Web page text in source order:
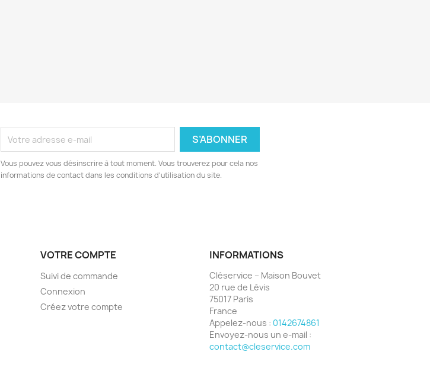
Vous pouvez vous désinscrire à tout moment. Vous trouverez pour cela nos
informations de contact dans les conditions d'utilisation du site.
VOTRE COMPTE
Suivi de commande
Connexion
Créez votre compte
INFORMATIONS
Cléservice – Maison Bouvet
20 rue de Lévis
75017 Paris
France
Appelez-nous : 0142674861
Envoyez-nous un e-mail :
contact@cleservice.com